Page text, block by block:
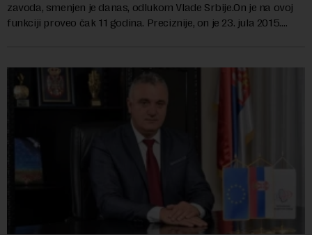
zavoda, smenjen je danas, odlukom Vlade Srbije.On je na ovoj
funkciji proveo čak 11 godina. Preciznije, on je 23. jula 2015.